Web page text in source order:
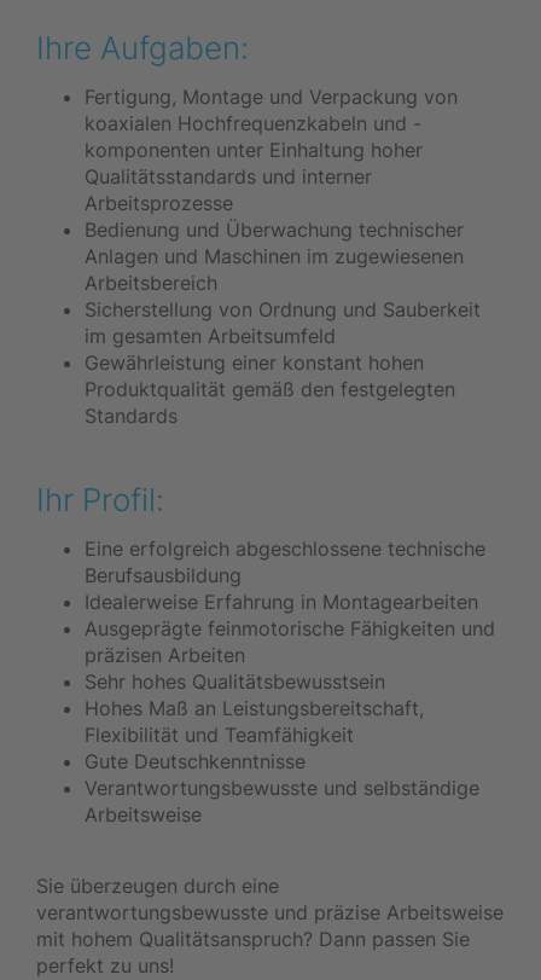
Ihre Aufgaben:
Fertigung, Montage und Verpackung von
koaxialen Hochfrequenzkabeln und -
komponenten unter Einhaltung hoher
Qualitätsstandards und interner
Arbeitsprozesse
Bedienung und Überwachung technischer
Anlagen und Maschinen im zugewiesenen
Arbeitsbereich
Sicherstellung von Ordnung und Sauberkeit
im gesamten Arbeitsumfeld
Gewährleistung einer konstant hohen
Produktqualität gemäß den festgelegten
Standards
Ihr Profil:
Eine erfolgreich abgeschlossene technische
Berufsausbildung
Idealerweise Erfahrung in Montagearbeiten
Ausgeprägte feinmotorische Fähigkeiten und
präzisen Arbeiten
Sehr hohes Qualitätsbewusstsein
Hohes Maß an Leistungsbereitschaft,
Flexibilität und Teamfähigkeit
Gute Deutschkenntnisse
Verantwortungsbewusste und selbständige
Arbeitsweise
Sie überzeugen durch eine
verantwortungsbewusste und präzise Arbeitsweise
mit hohem Qualitätsanspruch? Dann passen Sie
perfekt zu uns!